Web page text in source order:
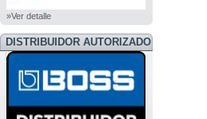
»Ver detalle
DISTRIBUIDOR AUTORIZADO
BOSS